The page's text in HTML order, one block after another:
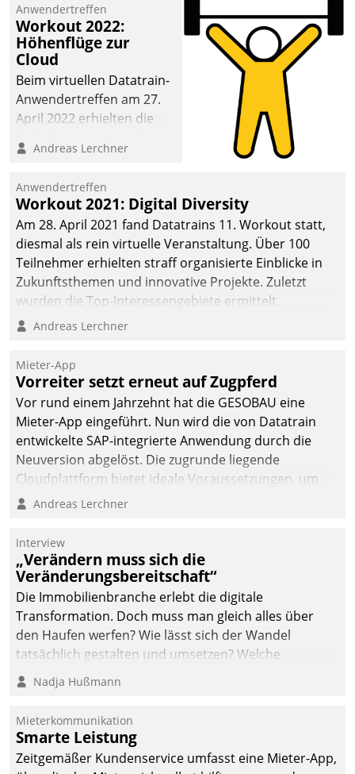
Anwendertreffen
Workout 2022:
Höhenflüge zur
Cloud
Beim virtuellen Datatrain-
Anwendertreffen am 27.
April 2022 erhielten die
Teilnehmer kurzweilige
Cloud-Strategien und -
Lösungen mit hohem
Zukunftspotenzial.
Andreas Lerchner
Anwendertreffen
Workout 2021: Digital Diversity
Am 28. April 2021 fand Datatrains 11. Workout statt,
diesmal als rein virtuelle Veranstaltung. Über 100
Teilnehmer erhielten straff organisierte Einblicke in
Zukunftsthemen und innovative Projekte. Zuletzt
wurden die Top-Interessengebiete ermittelt.
Andreas Lerchner
Mieter-App
Vorreiter setzt erneut auf Zugpferd
Vor rund einem Jahrzehnt hat die GESOBAU eine
Mieter-App eingeführt. Nun wird die von Datatrain
entwickelte SAP-integrierte Anwendung durch die
Neuversion abgelöst. Die zugrunde liegende
Cloudplattform bietet ideale Voraussetzungen, um
die Funktionalität der App zu erweitern und weitere
integrieren.
Andreas Lerchner
Interview
„Verändern muss sich die
Veränderungsbereitschaft“
Die Immobilienbranche erlebt die digitale
Transformation. Doch muss man gleich alles über
den Haufen werfen? Wie lässt sich der Wandel
tatsächlich gestalten und umsetzen? Welche
Argumente zählen wirklich?
Nadja Hußmann
Mieterkommunikation
Smarte Leistung
Zeitgemäßer Kundenservice umfasst eine Mieter-App,